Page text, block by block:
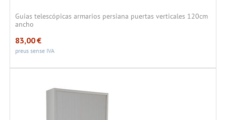
Guias telescópicas armarios persiana puertas verticales 120cm
ancho
83,00€
preus sense IVA